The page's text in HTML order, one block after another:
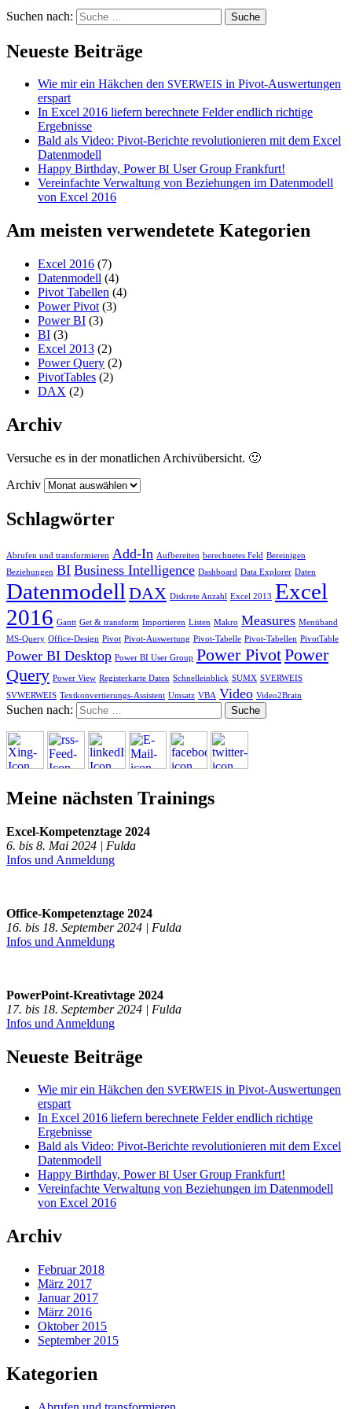
Suchen nach:
Neueste Beiträge
Wie mir ein Häkchen den SVERWEIS in Pivot-Auswertungen
erspart
In Excel 2016 liefern berechnete Felder endlich richtige
Ergebnisse
Bald als Video: Pivot-Berichte revolutionieren mit dem Excel
Datenmodell
Happy Birthday, PowerBI User Group Frankfurt!
Vereinfachte Verwaltung von Beziehungen im Datenmodell
von Excel 2016
Am meisten verwendetete Kategorien
Excel 2016 (7)
Datenmodell (4)
Pivot Tabellen (4)
Power Pivot (3)
Power BI (3)
BI (3)
Excel 2013 (2)
Power Query (2)
PivotTables (2)
DAX (2)
Archiv
Versuche es in der monatlichen Archivübersicht. 🙂
Archiv
Schlagwörter
Abrufen und transformieren Add-In Aufbereiten berechnetes Feld Bereinigen
Beziehungen BI Business Intelligence Dashboard Data Explorer Daten
Datenmodell DAX Diskrete Anzahl Excel 2013 Excel
2016 Gantt Get & transform Importieren Listen Makro Measures Menüband
MS-Query Office-Design Pivot Pivot-Auswertung Pivot-Tabelle Pivot-Tabellen PivotTable
Power BI Desktop Power BI User Group Power PivotPower
Query Power View Registerkarte Daten Schnelleinblick SUMX SVERWEIS
SVWERWEIS Textkonvertierungs-Assistent Umsatz VBA Video Video2Brain
Suchen nach:
Meine nächsten Trainings
Excel-Kompetenztage 2024
6. bis 8. Mai 2024 | Fulda
Infos und Anmeldung
Office-Kompetenztage 2024
16. bis 18. September 2024 | Fulda
Infos und Anmeldung
PowerPoint-Kreativtage 2024
17. bis 18. September 2024 | Fulda
Infos und Anmeldung
Neueste Beiträge
Wie mir ein Häkchen den SVERWEIS in Pivot-Auswertungen
erspart
In Excel 2016 liefern berechnete Felder endlich richtige
Ergebnisse
Bald als Video: Pivot-Berichte revolutionieren mit dem Excel
Datenmodell
Happy Birthday, PowerBI User Group Frankfurt!
Vereinfachte Verwaltung von Beziehungen im Datenmodell
von Excel 2016
Archiv
Februar 2018
März 2017
Januar 2017
März 2016
Oktober 2015
September 2015
Kategorien